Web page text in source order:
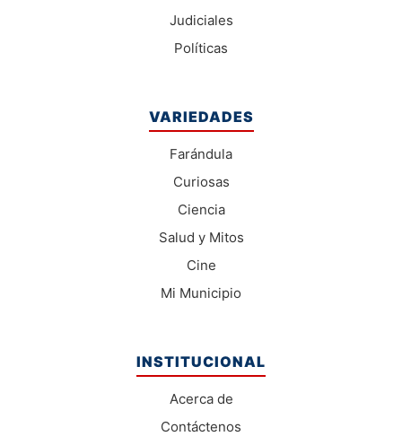
Judiciales
Políticas
VARIEDADES
Farándula
Curiosas
Ciencia
Salud y Mitos
Cine
Mi Municipio
INSTITUCIONAL
Acerca de
Contáctenos